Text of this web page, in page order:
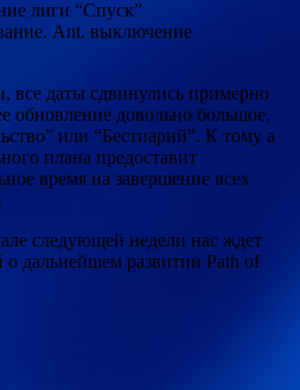
лиги “Спуск”
Ant. выключение
все даты сдвинулись примерно
обновление довольно большое,
или “Бестиарий”. К тому а
плана предоставит
время на завершение всех
следующей недели нас ждет
дальнейшем развитии Path of